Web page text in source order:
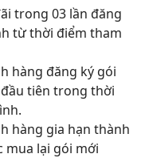
trong 03 lần đăng
từ thời điểm tham
hàng đăng ký gói
tiên trong thời
hàng gia hạn thành
mua lại gói mới